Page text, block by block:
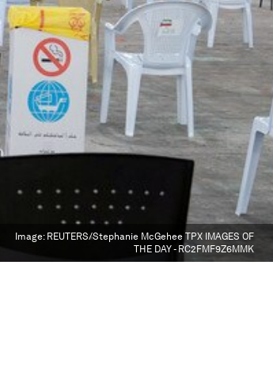
Image: REUTERS/Stephanie McGehee TPX IMAGES OF
THE DAY - RC2FMF9Z6MMK